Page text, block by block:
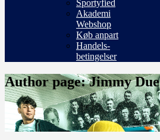
Sportyfied
Akademi
Webshop
Køb anpart
Handels-
betingelser
Author page: Jimmy Due